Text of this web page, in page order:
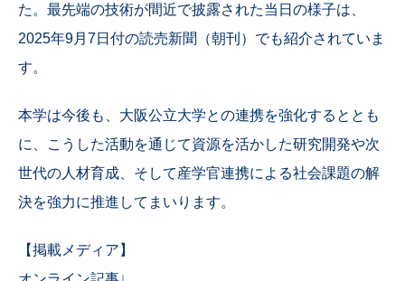
た。最先端の技術が間近で披露された当日の様子は、
2025年9月7日付の読売新聞（朝刊）でも紹介されていま
す。
本学は今後も、大阪公立大学との連携を強化するととも
に、こうした活動を通じて資源を活かした研究開発や次
世代の人材育成、そして産学官連携による社会課題の解
決を強力に推進してまいります。
【掲載メディア】